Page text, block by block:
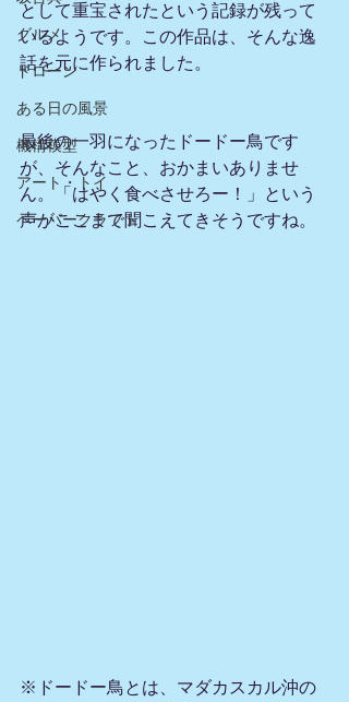
グルメ
ドローン
ある日の風景
機構模型
アート・トイ
ペーパークラフト
として重宝されたという記録が残って
いるようです。この作品は、そんな逸
話を元に作られました。
最後の一羽になったドードー鳥です
が、そんなこと、おかまいありませ
ん。「はやく食べさせろー！」という
声がここまで聞こえてきそうですね。
※ドードー﻿鳥とは、マダカスカル﻿沖の